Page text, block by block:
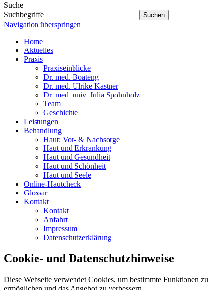
Suche
Suchbegriffe
Suchen
Navigation überspringen
Home
Aktuelles
Praxis
Praxiseinblicke
Dr. med. Boateng
Dr. med. Ulrike Kastner
Dr. med. univ. Julia Spohnholz
Team
Geschichte
Leistungen
Behandlung
Haut: Vor- & Nachsorge
Haut und Erkrankung
Haut und Gesundheit
Haut und Schönheit
Haut und Seele
Online-Hautcheck
Glossar
Kontakt
Kontakt
Anfahrt
Impressum
Datenschutzerklärung
Cookie- und Datenschutzhinweise
Diese Webseite verwendet Cookies, um bestimmte Funktionen zu
ermöglichen und das Angebot zu verbessern.